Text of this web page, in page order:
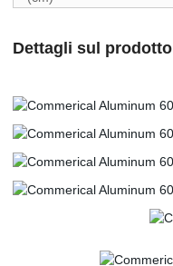
Dettagli sul prodotto